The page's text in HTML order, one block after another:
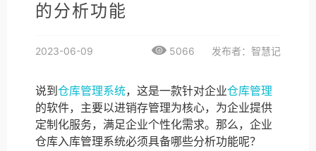
的分析功能
2023-06-09 5066 发布者：智慧记
说到 仓库管理系统，这是一款针对企业仓库管理
的软件，主要以进销存管理为核心，为企业提供
定制化服务，满足企业个性化需求。那么，企业
仓库入库管理系统必须具备哪些分析功能呢？